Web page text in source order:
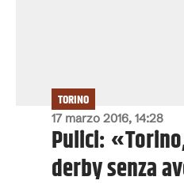
17 marzo 2016, 14:28
TORINO
Pulici:
derby senza